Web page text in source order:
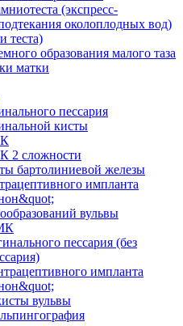
(экспресс-
околоплодных вод)
теста)
образования малого таза
матки
пессария
кисты
2 сложности
бартолиниевой железы
импланта
вульвы
пессария (без
импланта
вульвы